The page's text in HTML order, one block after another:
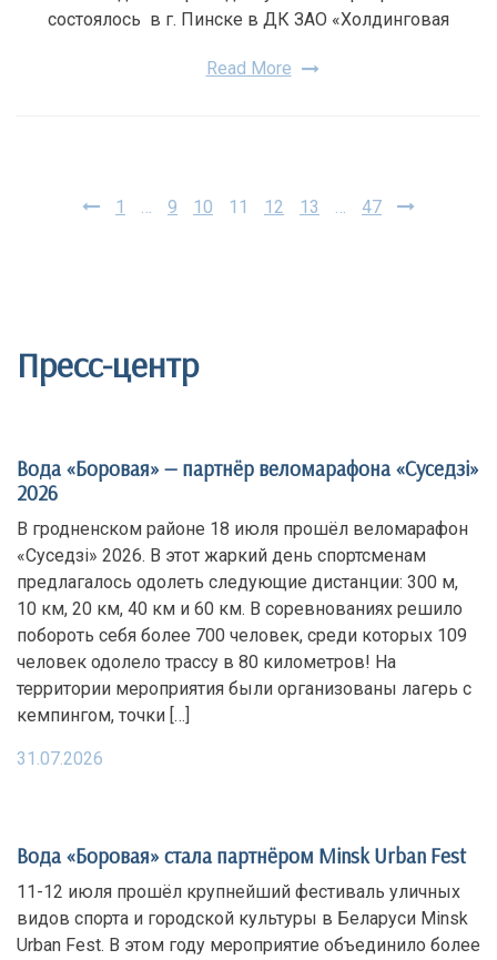
состоялось в г. Пинске в ДК ЗАО «Холдинговая
Read More
Навигация
1 … 9 10 11 12 13 … 47
Пресс-центр
Вода «Боровая» — партнёр веломарафона «Суседзi»
2026
В гродненском районе 18 июля прошёл веломарафон
«Суседзi» 2026. В этот жаркий день спортсменам
предлагалось одолеть следующие дистанции: 300 м,
10 км, 20 км, 40 км и 60 км. В соревнованиях решило
побороть себя более 700 человек, среди которых 109
человек одолело трассу в 80 километров! На
территории мероприятия были организованы лагерь с
кемпингом, точки […]
31.07.2026
Вода «Боровая» стала партнёром Minsk Urban Fest
11-12 июля прошёл крупнейший фестиваль уличных
видов спорта и городской культуры в Беларуси Minsk
Urban Fest. В этом году мероприятие объединило более